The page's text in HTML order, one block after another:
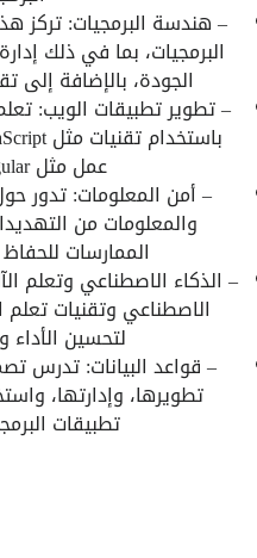
– هندسة البرمجيات: تركز
البرمجيات، بما في ذلك
الجودة، بالإضافة إلى
– تطوير تطبيقات الويب:
عمل مثل Angular وReact.
– أمن المعلومات: تدور
والمعلومات من
الممارسات
– الذكاء الاصطناعي وتعلم
الاصطناعي وتقنيات تعلم
لتحسين الأداء
– قواعد البيانات: تدرس
تطويرها، وإدارتها،
تطبيقات